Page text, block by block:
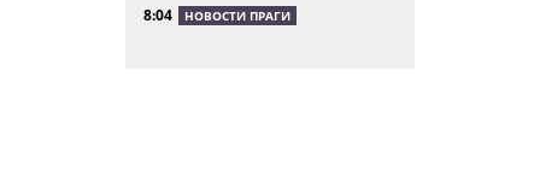
8:04 НОВОСТИ ПРАГИ